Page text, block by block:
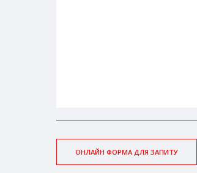
ОНЛАЙН ФОРМА ДЛЯ ЗАПИТУ